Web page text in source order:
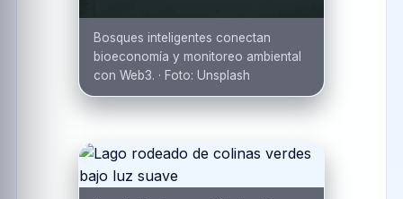
Bosques inteligentes conectan
bioeconomía y monitoreo ambiental
con Web3. · Foto: Unsplash